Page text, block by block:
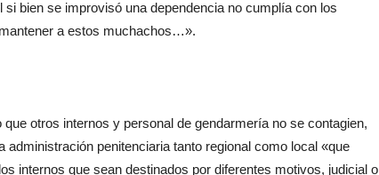
bien se improvisó una dependencia no cumplía con los
a estos muchachos…».
otros internos y personal de gendarmería no se contagien,
administración penitenciaria tanto regional como local «que
internos que sean destinados por diferentes motivos, judicial o